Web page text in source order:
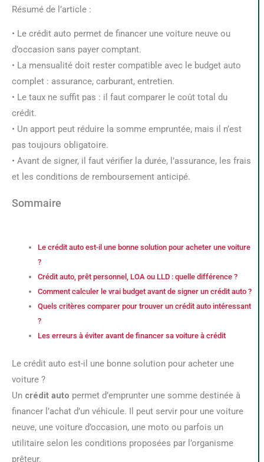
Résumé de l’article :
• Le crédit auto permet de financer une voiture neuve ou
d’occasion sans payer comptant.
• La mensualité doit rester compatible avec le budget auto
complet : assurance, carburant, entretien.
• Le taux ne suffit pas : il faut comparer le coût total du
crédit.
• Un apport peut réduire la somme empruntée, mais il n’est
pas toujours obligatoire.
• Avant de signer, il faut vérifier la durée, l’assurance, les frais
et les conditions de remboursement anticipé.
Sommaire
Le crédit auto est-il une bonne solution pour acheter une voiture
?
Crédit auto, prêt personnel, LOA ou LLD : quelle différence ?
Comment calculer le vrai budget avant de signer un crédit auto ?
Quels critères comparer pour trouver un crédit auto intéressant
?
Les erreurs à éviter avant de financer sa voiture à crédit
Le crédit auto est-il une bonne solution pour acheter une
voiture ?
Un crédit auto permet d’emprunter une somme destinée à
financer l’achat d’un véhicule. Il peut servir pour une voiture
neuve, une voiture d’occasion, une moto ou parfois un
utilitaire selon les conditions proposées par l’organisme
prêteur.